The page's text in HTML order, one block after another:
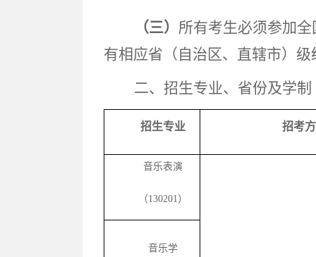
（三） 所有考生必须参加
有相应省（自治区、直辖市）
二、招生专业、省份及学制
招生专业 招考
音乐表演
（130201）
音乐学